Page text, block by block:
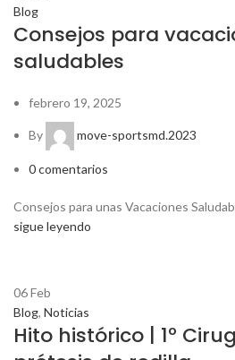
Blog
Consejos para
saludables
febrero 19, 2025
By move-sportsmd.2023
0comentarios
Consejos para unas Vacaciones
sigue leyendo
06Feb
Blog, Noticias
Hito histórico | 1º